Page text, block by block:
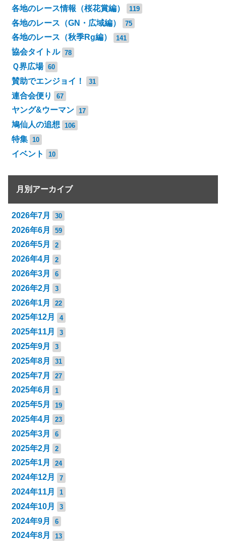
各地のレース情報（桜花賞編） 119
各地のレース（GN・広域編） 75
各地のレース（秋季Rg編） 141
協会タイトル 78
Ｑ界広場 60
賛助でエンジョイ！ 31
連合会便り 67
ヤング&ウーマン 17
鳩仙人の追想 106
特集 10
イベント 10
月別アーカイブ
2026年7月 30
2026年6月 59
2026年5月 2
2026年4月 2
2026年3月 6
2026年2月 3
2026年1月 22
2025年12月 4
2025年11月 3
2025年9月 3
2025年8月 31
2025年7月 27
2025年6月 1
2025年5月 19
2025年4月 23
2025年3月 6
2025年2月 2
2025年1月 24
2024年12月 7
2024年11月 1
2024年10月 3
2024年9月 6
2024年8月 13